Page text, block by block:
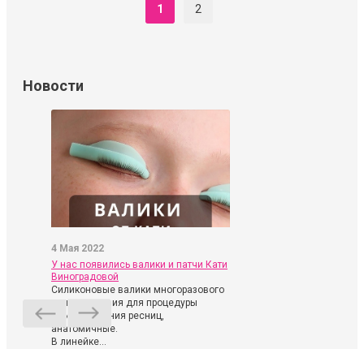
1 2
Новости
4 Мая 2022
У нас появились валики и патчи Кати
Виноградовой
Силиконовые валики многоразового
использования для процедуры
ламинирования ресниц,
анатомичные.
В линейке...